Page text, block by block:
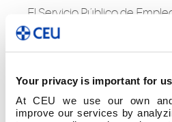
Your privacy is important for us
At CEU we use our own
improve our services by
El Servicio Público de
mediante la que se solicitan
infantiles españoles para
Hamburgo (Alemania).
aprenderlo en caso de ser
alcanzar un nivel B1.